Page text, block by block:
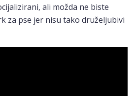
ali možda ne biste
za pse jer nisu tako druželjubivi